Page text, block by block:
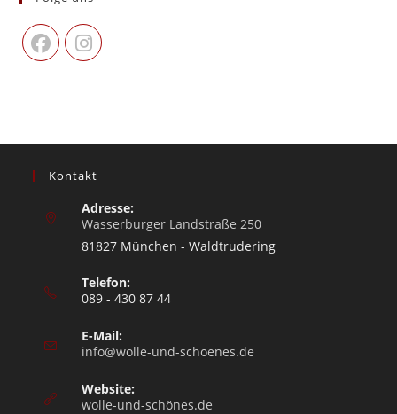
Kontakt
Adresse:
Wasserburger Landstraße 250
81827 München - Waldtrudering
Telefon:
089 - 430 87 44
E-Mail:
info@wolle-und-schoenes.de
Website:
wolle-und-schönes.de